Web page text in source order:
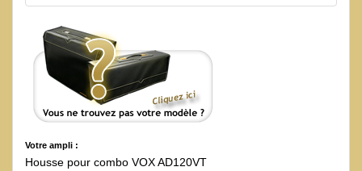
Votre ampli :
Housse pour combo VOX AD120VT